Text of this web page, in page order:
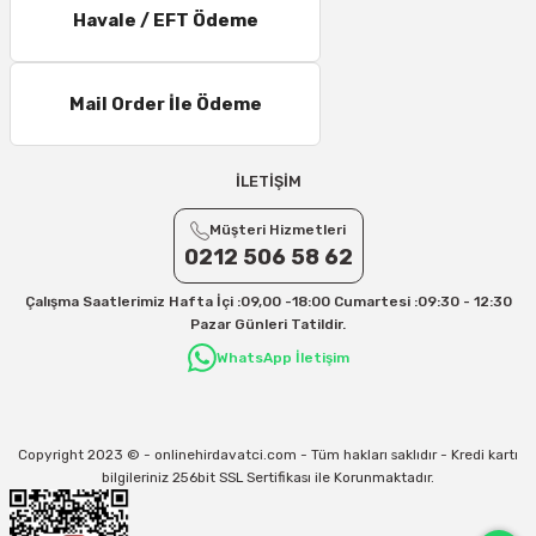
11 – 15 Desi/Kg= 245,50 TL- 347,40 TL
16 – 20 Desi/Kg= 307,50 TL- 371,80 TL
21 – 25 Desi/Kg= 357,90 TL-- 397,40 TL
Yurtiçi Kargo için 30 Desi sonrası her +1 Desi: 13 TL
Aras Kargo için 30 Desi sonrası her +1 Desi: 17 TL
Kargo ve teslimat süreçleriyle ilgili tüm sorularınız için bizimle iletişime
31/12/2026 Tarihine Kadar Geçerlidir
Havale / EFT Ödeme
Mail Order İle Ödeme
İLETİŞİM
Müşteri Hizmetleri
0212 506 58 62
Çalışma Saatlerimiz Hafta İçi :09,00 -18:00 Cumartesi :09:30 - 12:30
Pazar Günleri Tatildir.
WhatsApp İletişim
Copyright 2023 © - onlinehirdavatci.com - Tüm hakları saklıdır - Kredi kartı
bilgileriniz 256bit SSL Sertifikası ile Korunmaktadır.